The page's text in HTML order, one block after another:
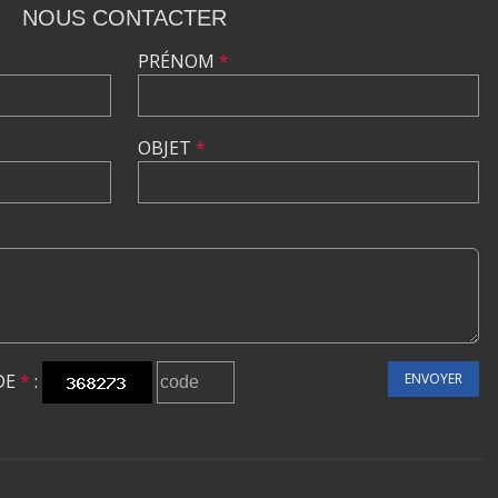
NOUS CONTACTER
PRÉNOM *
OBJET *
* : ENVOYER